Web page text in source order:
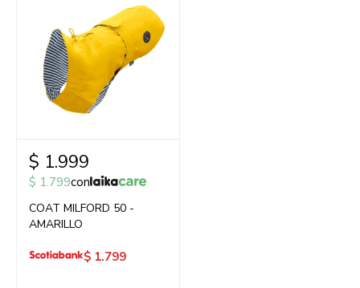
$ 1.999
$ 1.799con
COAT MILFORD 50 -
AMARILLO
$ 1.799